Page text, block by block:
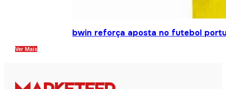
bwin reforça aposta no futebol
Ver Mais